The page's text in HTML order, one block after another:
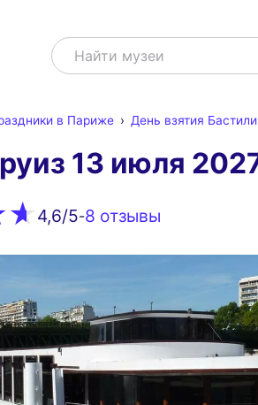
ПоискНайти шо
в Париже День взятия
13 июля
4,6/5-8 oтзывы